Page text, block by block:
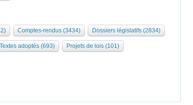
Comptes-rendus (3434) Dossiers législatifs (2834)
Textes adoptés (693) Projets de lois (101)